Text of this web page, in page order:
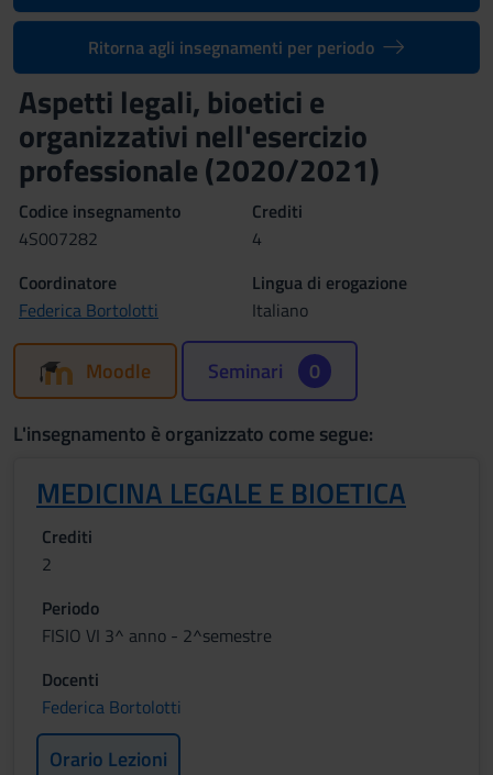
Ritorna agli insegnamenti per periodo
Aspetti legali, bioetici e
organizzativi nell'esercizio
professionale (2020/2021)
Codice insegnamento
4S007282
Crediti
4
Coordinatore
Federica Bortolotti
Lingua di erogazione
Italiano
Moodle Seminari 0
L'insegnamento è organizzato come segue:
MEDICINA LEGALE E BIOETICA
Crediti
2
Periodo
FISIO VI 3^ anno - 2^semestre
Docenti
Federica Bortolotti
Orario Lezioni